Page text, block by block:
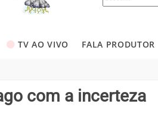
TV AO VIVO FALA PRODUTOR
com a incerteza